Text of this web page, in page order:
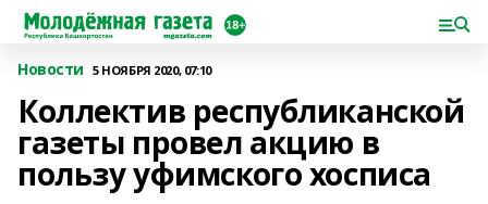
Новости 5 НОЯБРЯ 2020, 07:10
Коллектив республиканской
газеты провел акцию в
пользу уфимского хосписа